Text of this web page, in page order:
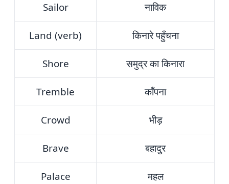
Sailor नाविक
Land (verb) किनारे पहुँचना
Shore समुद्र का किनारा
Tremble काँपना
Crowd भीड़
Brave बहादुर
Palace महल